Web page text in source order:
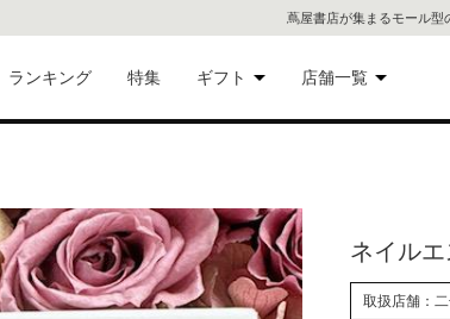
蔦屋書店が集まるモール型
ランキング 特集 ギフト
eギフト
店舗一覧
代官
屋書
ネイル
取扱店舗：